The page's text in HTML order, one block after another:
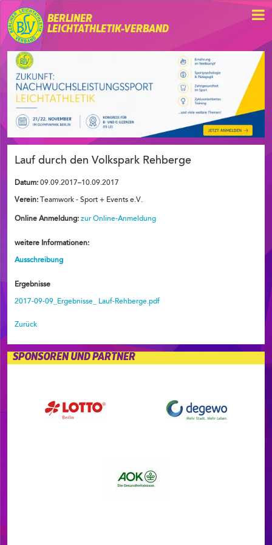
BERLINER
LEICHTATHLETIK-VERBAND
Lauf durch den Volkspark Rehberge
Datum: 09.09.2017–10.09.2017
Verein: Teamwork - Sport + Events e.V.
Online Anmeldung: zur Online-Anmeldung
weitere Informationen:
Ausschreibung
Ergebnisse
2017-09-09_Ergebnisse_ Lauf-Rehberge.pdf
Zurück
SPONSOREN UND PARTNER